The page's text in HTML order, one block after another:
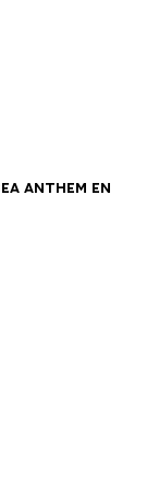
Anthem en
3940414243 4445